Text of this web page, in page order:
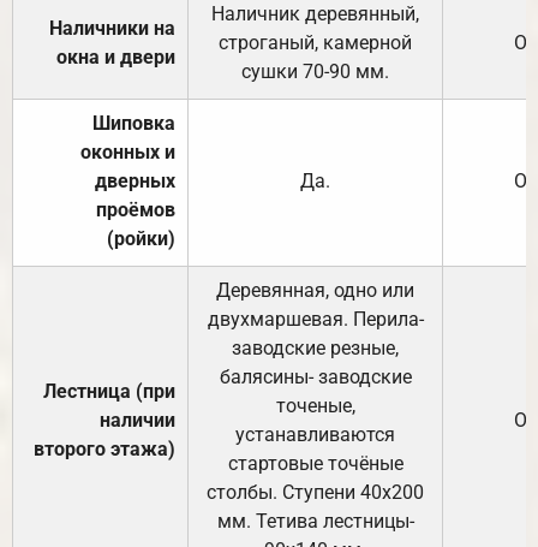
Наличники на
окна и двери
Наличник деревянный,
строганый, камерной
сушки 70-90 мм.
Шиповка
оконных и
дверных
проёмов
(ройки)
Да.
Лестница (при
наличии
второго этажа)
Деревянная, одно или
двухмаршевая. Перила-
заводские резные,
балясины- заводские
точеные,
устанавливаются
стартовые точёные
столбы. Ступени 40х200
мм. Тетива лестницы-